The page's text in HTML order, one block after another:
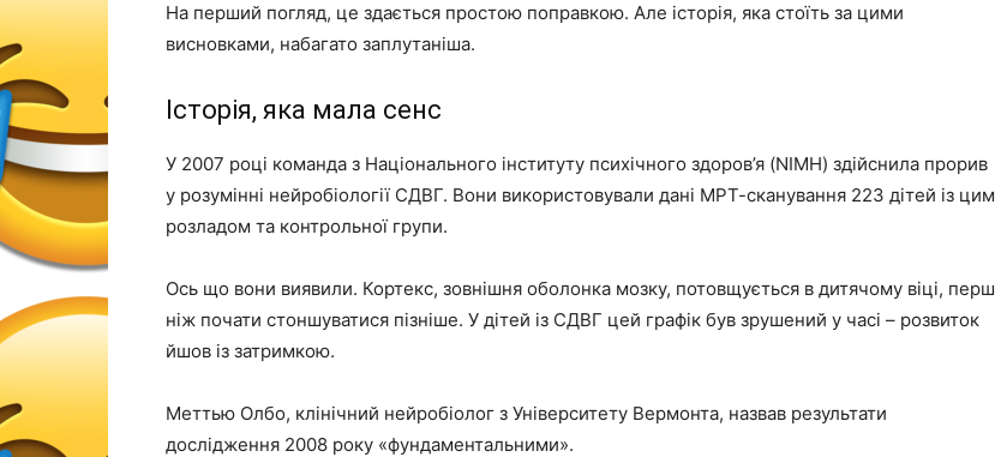
На перший погляд, це здається простою поправкою. Але історія, яка стоїть за цими
висновками, набагато заплутаніша.
Історія, яка мала сенс
У 2007 році команда з Національного інституту психічного здоров’я (NIMH) здійснила прорив
у розумінні нейробіології СДВГ. Вони використовували дані МРТ-сканування 223 дітей із цим
розладом та контрольної групи.
Ось що вони виявили. Кортекс, зовнішня оболонка мозку, потовщується в дитячому віці, перш
ніж почати стоншуватися пізніше. У дітей із СДВГ цей графік був зрушений у часі – розвиток
йшов із затримкою.
Меттью Олбо, клінічний нейробіолог з Університету Вермонта, назвав результати
дослідження 2008 року «фундаментальними».